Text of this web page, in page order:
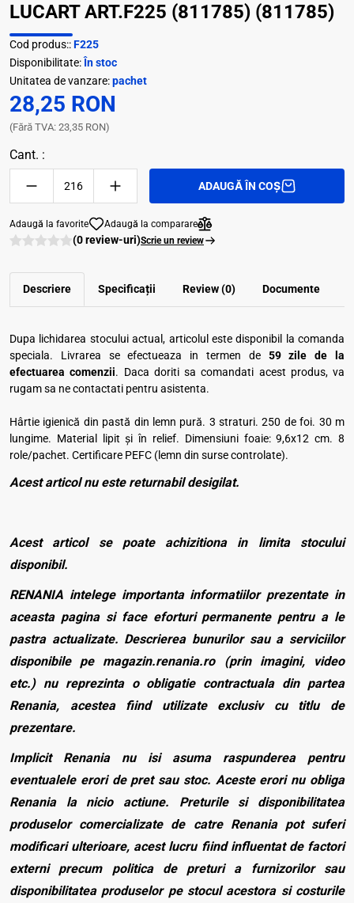
LUCART ART.F225 (811785) (811785)
Cod produs::F225
Disponibilitate: În stoc
Unitatea de vanzare:pachet
28,25 RON
(Fără TVA: 23,35 RON)
Cant. :
ADAUGĂ ÎN COȘ
Adaugă la favorite Adaugă la comparare
(0 review-uri)Scrie un review
Descriere Specificații Review (0) Documente
Dupa lichidarea stocului actual, articolul este disponibil la comanda
speciala. Livrarea se efectueaza in termen de 59 zile de la
efectuarea comenzii. Daca doriti sa comandati acest produs, va
rugam sa ne contactati pentru asistenta.
Hârtie igienică din pastă din lemn pură. 3 straturi. 250 de foi. 30 m
lungime. Material lipit și în relief. Dimensiuni foaie: 9,6x12 cm. 8
role/pachet. Certificare PEFC (lemn din surse controlate).
Acest articol nu este returnabil desigilat.
Acest articol se poate achizitiona in limita stocului
disponibil.
RENANIA intelege importanta informatiilor prezentate in
aceasta pagina si face eforturi permanente pentru a le
pastra actualizate. Descrierea bunurilor sau a serviciilor
disponibile pe magazin.renania.ro (prin imagini, video
etc.) nu reprezinta o obligatie contractuala din partea
Renania, acestea fiind utilizate exclusiv cu titlu de
prezentare.
Implicit Renania nu isi asuma raspunderea pentru
eventualele erori de pret sau stoc. Aceste erori nu obliga
Renania la nicio actiune. Preturile si disponibilitatea
produselor comercializate de catre Renania pot suferi
modificari ulterioare, acest lucru fiind influentat de factori
externi precum politica de preturi a furnizorilor sau
disponibilitatea produselor pe stocul acestora si costurile